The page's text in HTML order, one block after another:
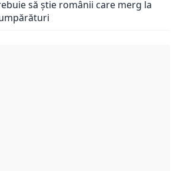
să știe românii care merg la